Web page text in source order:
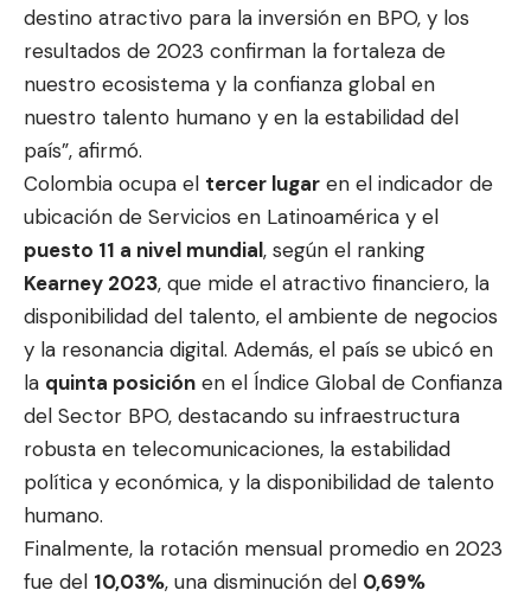
destino atractivo para la inversión en BPO, y los
resultados de 2023 confirman la fortaleza de
nuestro ecosistema y la confianza global en
nuestro talento humano y en la estabilidad del
país”, afirmó.
Colombia ocupa el tercer lugar en el indicador de
ubicación de Servicios en Latinoamérica y el
puesto 11 a nivel mundial, según el ranking
Kearney 2023, que mide el atractivo financiero, la
disponibilidad del talento, el ambiente de negocios
y la resonancia digital. Además, el país se ubicó en
la quinta posición en el Índice Global de Confianza
del Sector BPO, destacando su infraestructura
robusta en telecomunicaciones, la estabilidad
política y económica, y la disponibilidad de talento
humano.
Finalmente, la rotación mensual promedio en 2023
fue del 10,03%, una disminución del 0,69%